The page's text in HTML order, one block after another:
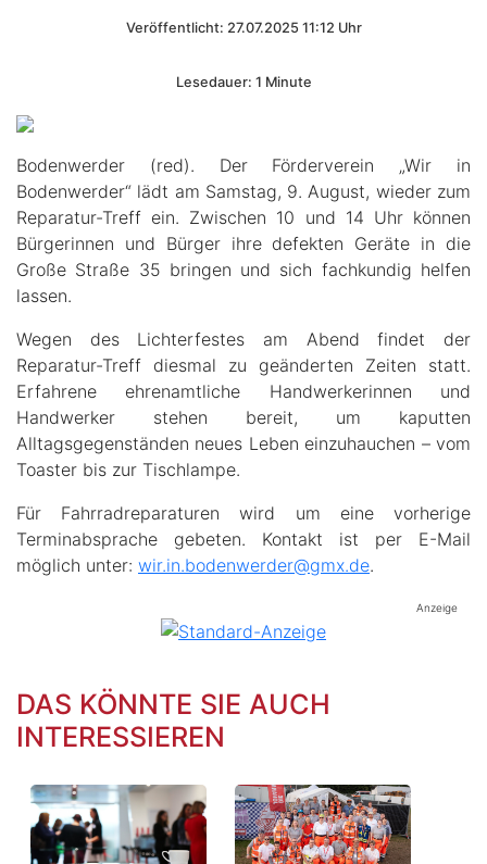
Veröffentlicht: 27.07.2025 11:12 Uhr
Lesedauer: 1 Minute
Bodenwerder (red). Der Förderverein „Wir in
Bodenwerder“ lädt am Samstag, 9. August, wieder zum
Reparatur-Treff ein. Zwischen 10 und 14 Uhr können
Bürgerinnen und Bürger ihre defekten Geräte in die
Große Straße 35 bringen und sich fachkundig helfen
lassen.
Wegen des Lichterfestes am Abend findet der
Reparatur-Treff diesmal zu geänderten Zeiten statt.
Erfahrene ehrenamtliche Handwerkerinnen und
Handwerker stehen bereit, um kaputten
Alltagsgegenständen neues Leben einzuhauchen – vom
Toaster bis zur Tischlampe.
Für Fahrradreparaturen wird um eine vorherige
Terminabsprache gebeten. Kontakt ist per E-Mail
möglich unter: wir.in.bodenwerder@gmx.de.
Anzeige
DAS KÖNNTE SIE AUCH
INTERESSIEREN